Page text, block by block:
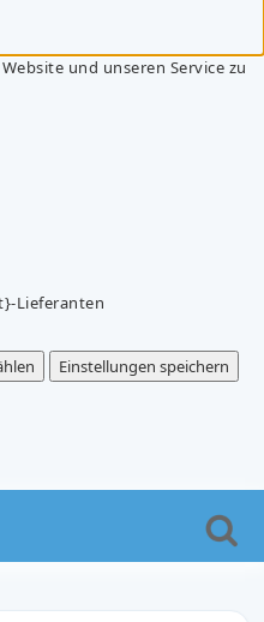
und unseren Service zu
Lieferanten
Einstellungen speichern